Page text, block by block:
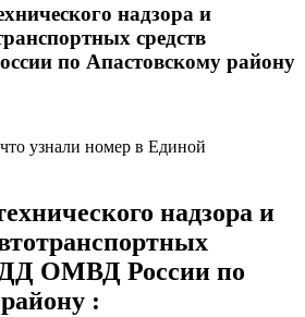
надзора и
средств
по Апастовскому району
узнали номер в Единой
надзора и
ОМВД России по
: